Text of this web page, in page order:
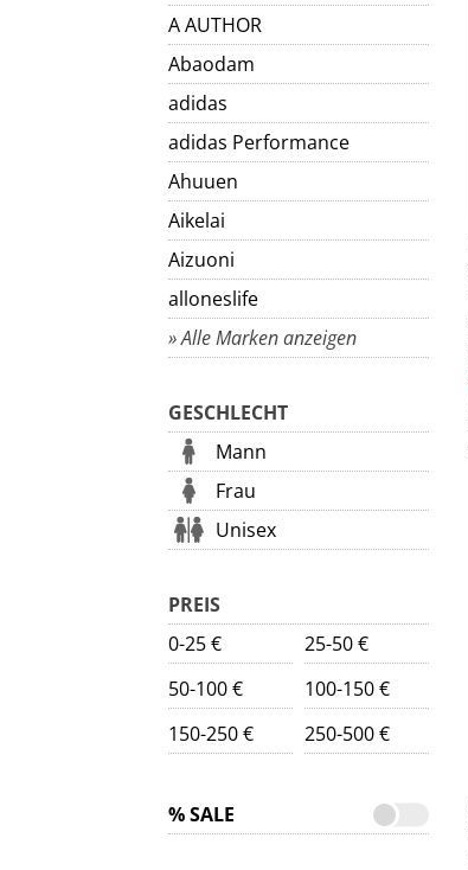
A AUTHOR
Abaodam
adidas
adidas Performance
Ahuuen
Aikelai
Aizuoni
alloneslife
» Alle Marken anzeigen
GESCHLECHT
Mann
Frau
Unisex
PREIS
0-25 €
25-50 €
50-100 €
100-150 €
150-250 €
250-500 €
% SALE